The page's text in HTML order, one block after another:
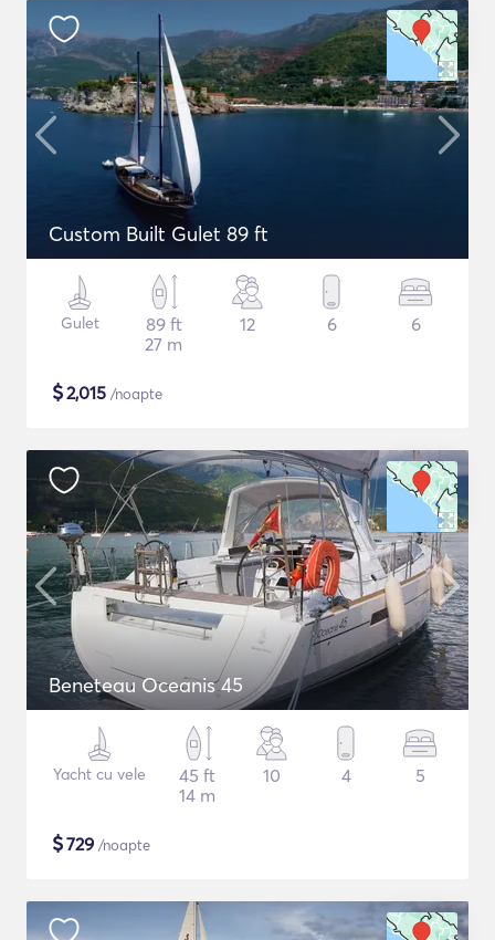
Custom Built Gulet 89 ft
Gulet
89 ft
27 m
12 6 6
$2,015 /noapte
Beneteau Oceanis 45
Yacht cu vele
45 ft
14 m
10 4 5
$729 /noapte